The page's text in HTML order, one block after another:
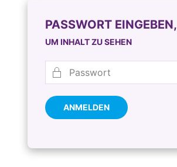
PASSWORT EINGEBEN,
UM INHALT ZU SEHEN
ANMELDEN